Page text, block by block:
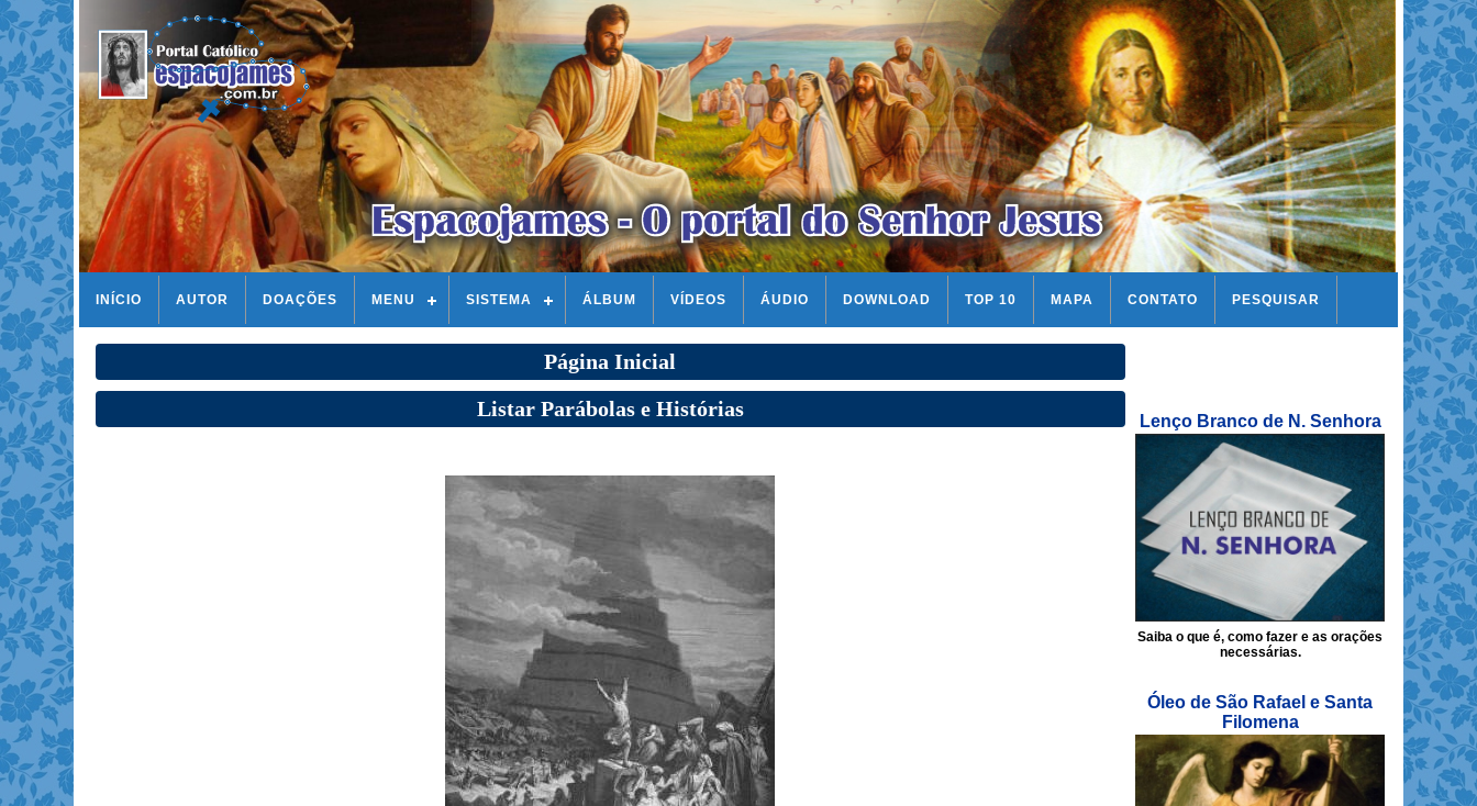
INÍCIO AUTOR DOAÇÕES MENU SISTEMA ÁLBUM VÍDEOS ÁUDIO DOWNLOAD TOP 10 MAPA CONTATO PESQUISAR
Página Inicial
Listar Parábolas e Histórias
Lenço Branco de N. Senhora
Saiba o que é, como fazer e as orações
necessárias.
Óleo de São Rafael e Santa
Filomena